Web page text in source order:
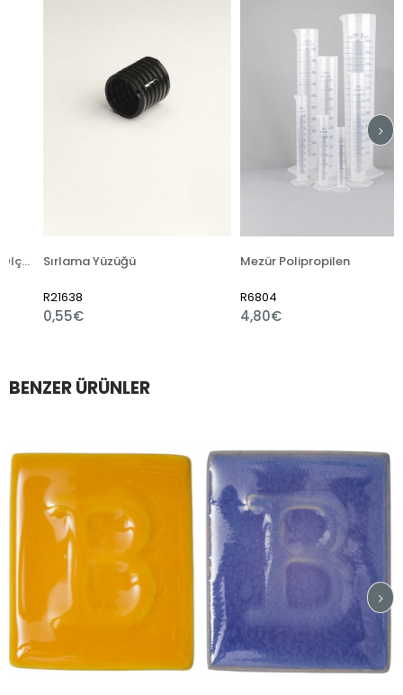
Sırlama Yüzüğü
R21638
0,55€
Mezür Polipropilen
R6804
4,80€
BENZER ÜRÜNLER